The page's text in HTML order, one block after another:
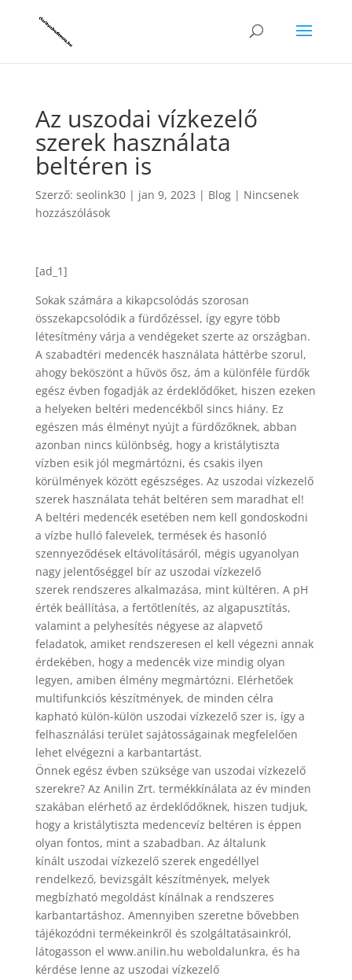
Az uszodai vízkezelő
szerek használata
beltéren is
Szerző: seolink30| jan 9, 2023 | Blog| Nincsenek
hozzászólások
[ad_1]
Sokak számára a kikapcsolódás szorosan
összekapcsolódik a fürdőzéssel, így egyre több
létesítmény várja a vendégeket szerte az országban.
A szabadtéri medencék használata háttérbe szorul,
ahogy beköszönt a hűvös ősz, ám a különféle fürdők
egész évben fogadják az érdeklődőket, hiszen ezeken
a helyeken beltéri medencékből sincs hiány. Ez
egészen más élményt nyújt a fürdőzőknek, abban
azonban nincs különbség, hogy a kristálytiszta
vízben esik jól megmártózni, és csakis ilyen
körülmények között egészséges. Az uszodai vízkezelő
szerek használata tehát beltéren sem maradhat el!
A beltéri medencék esetében nem kell gondoskodni
a vízbe hulló falevelek, termések és hasonló
szennyeződések eltávolításáról, mégis ugyanolyan
nagy jelentőséggel bír az uszodai vízkezelő
szerek rendszeres alkalmazása, mint kültéren. A pH
érték beállítása, a fertőtlenítés, az algapusztítás,
valamint a pelyhesítés négyese az alapvető
feladatok, amiket rendszeresen el kell végezni annak
érdekében, hogy a medencék vize mindig olyan
legyen, amiben élmény megmártózni. Elérhetőek
multifunkciós készítmények, de minden célra
kapható külön-külön uszodai vízkezelő szer is, így a
felhasználási terület sajátosságainak megfelelően
lehet elvégezni a karbantartást.
Önnek egész évben szüksége van uszodai vízkezelő
szerekre? Az Anilin Zrt. termékkínálata az év minden
szakában elérhető az érdeklődőknek, hiszen tudjuk,
hogy a kristálytiszta medencevíz beltéren is éppen
olyan fontos, mint a szabadban. Az általunk
kínált uszodai vízkezelő szerek engedéllyel
rendelkező, bevizsgált készítmények, melyek
megbízható megoldást kínálnak a rendszeres
karbantartáshoz. Amennyiben szeretne bővebben
tájékozódni termékeinkről és szolgáltatásainkról,
látogasson el www.anilin.hu weboldalunkra, és ha
kérdése lenne az uszodai vízkezelő